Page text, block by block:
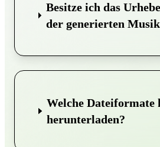
Besitze ich das
der generierten
Welche Dateiformate
herunterladen?